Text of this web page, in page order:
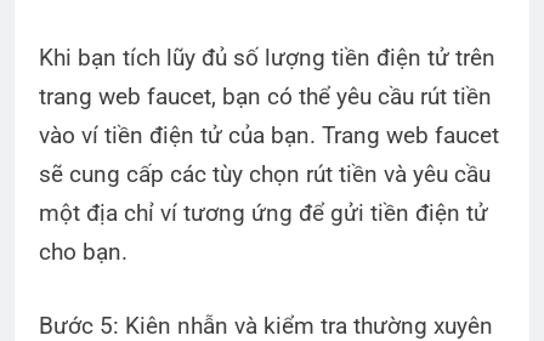
Khi bạn tích lũy đủ số lượng tiền điện tử trên
trang web faucet, bạn có thể yêu cầu rút tiền
vào ví tiền điện tử của bạn. Trang web faucet
sẽ cung cấp các tùy chọn rút tiền và yêu cầu
một địa chỉ ví tương ứng để gửi tiền điện tử
cho bạn.
Bước 5: Kiên nhẫn và kiểm tra thường xuyên